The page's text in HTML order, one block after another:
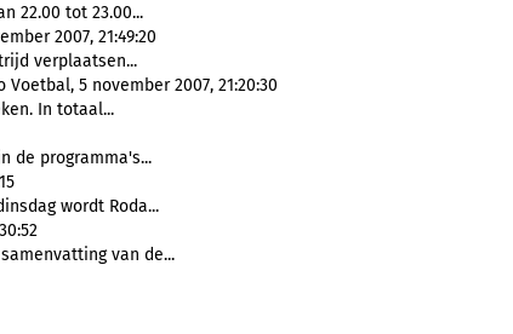
22.00 tot 23.00...
2007, 21:49:20
verplaatsen...
5 november 2007, 21:20:30
In totaal...
de programma's...
wordt Roda...
van de...